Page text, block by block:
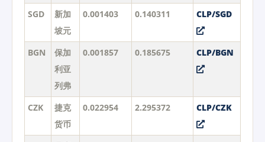
SGD
新加
坡元
0.001403 0.140311 CLP/SGD
BGN
保加
利亚
列弗
0.001857 0.185675 CLP/BGN
CZK
捷克
货币
0.022954 2.295372 CLP/CZK